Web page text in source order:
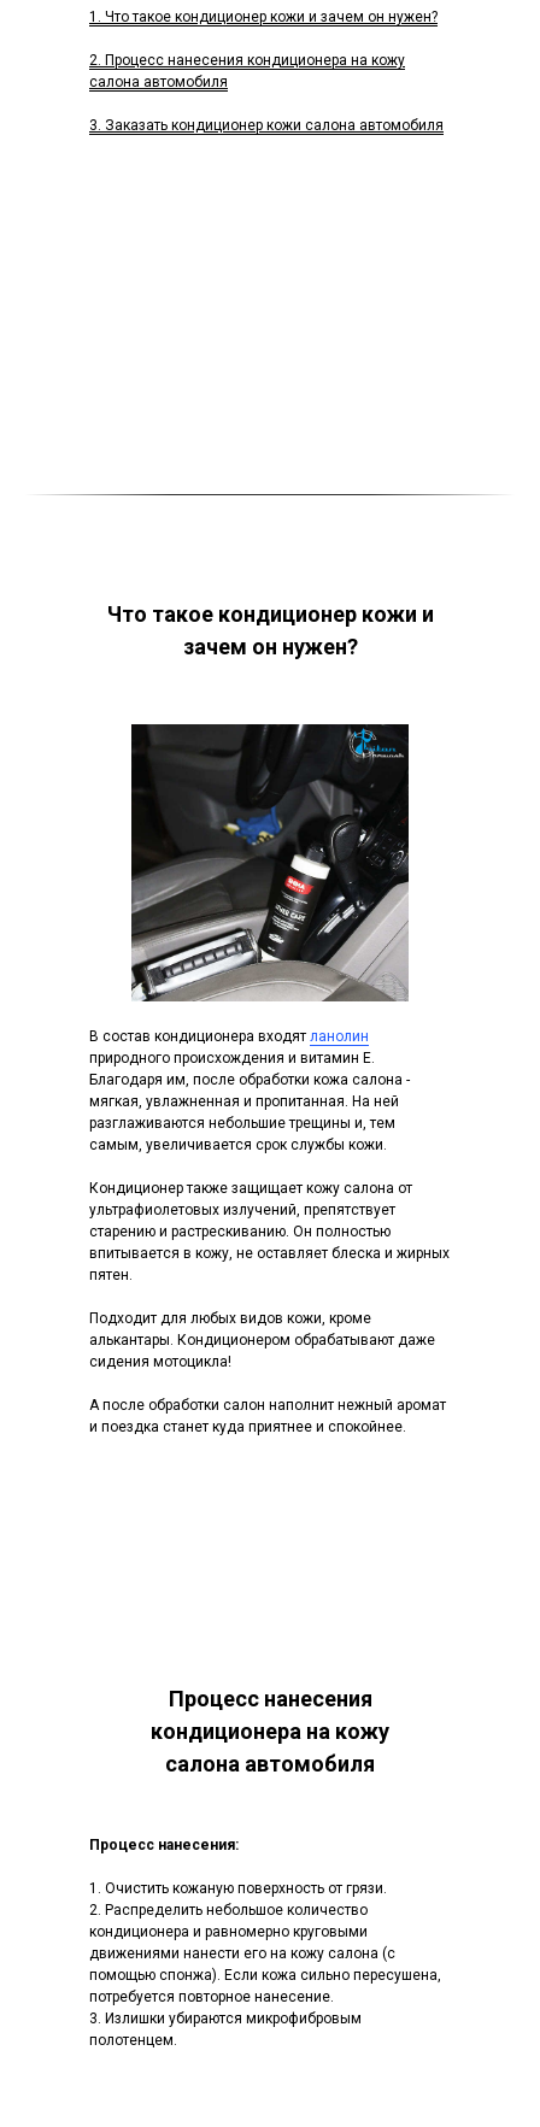
1. Что такое кондиционер кожи и зачем он нужен?
2. Процесс нанесения кондиционера на кожу
салона автомобиля
3. Заказать кондиционер кожи салона автомобиля
Что такое кондиционер кожи и
зачем он нужен?
В состав кондиционера входят ланолин
природного происхождения и витамин Е.
Благодаря им, после обработки кожа салона -
мягкая, увлажненная и пропитанная. На ней
разглаживаются небольшие трещины и, тем
самым, увеличивается срок службы кожи.
Кондиционер также защищает кожу салона от
ультрафиолетовых излучений, препятствует
старению и растрескиванию. Он полностью
впитывается в кожу, не оставляет блеска и жирных
пятен.
Подходит для любых видов кожи, кроме
алькантары. Кондиционером обрабатывают даже
сидения мотоцикла!
А после обработки салон наполнит нежный аромат
и поездка станет куда приятнее и спокойнее.
Процесс нанесения
кондиционера на кожу
салона автомобиля
Процесс нанесения:
1. Очистить кожаную поверхность от грязи.
2. Распределить небольшое количество
кондиционера и равномерно круговыми
движениями нанести его на кожу салона (с
помощью спонжа). Если кожа сильно пересушена,
потребуется повторное нанесение.
3. Излишки убираются микрофибровым
полотенцем.